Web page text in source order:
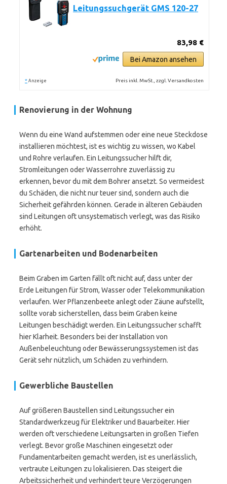
Leitungssuchgerät GMS 120-27
83,98 €
Bei Amazon ansehen
* Anzeige Preis inkl. MwSt., zzgl. Versandkosten
Renovierung in der Wohnung
Wenn du eine Wand aufstemmen oder eine neue Steckdose
installieren möchtest, ist es wichtig zu wissen, wo Kabel
und Rohre verlaufen. Ein Leitungssucher hilft dir,
Stromleitungen oder Wasserrohre zuverlässig zu
erkennen, bevor du mit dem Bohrer ansetzt. So vermeidest
du Schäden, die nicht nur teuer sind, sondern auch die
Sicherheit gefährden können. Gerade in älteren Gebäuden
sind Leitungen oft unsystematisch verlegt, was das Risiko
erhöht.
Gartenarbeiten und Bodenarbeiten
Beim Graben im Garten fällt oft nicht auf, dass unter der
Erde Leitungen für Strom, Wasser oder Telekommunikation
verlaufen. Wer Pflanzenbeete anlegt oder Zäune aufstellt,
sollte vorab sicherstellen, dass beim Graben keine
Leitungen beschädigt werden. Ein Leitungssucher schafft
hier Klarheit. Besonders bei der Installation von
Außenbeleuchtung oder Bewässerungssystemen ist das
Gerät sehr nützlich, um Schäden zu verhindern.
Gewerbliche Baustellen
Auf größeren Baustellen sind Leitungssucher ein
Standardwerkzeug für Elektriker und Bauarbeiter. Hier
werden oft verschiedene Leitungsarten in großen Tiefen
verlegt. Bevor große Maschinen eingesetzt oder
Fundamentarbeiten gemacht werden, ist es unerlässlich,
vertraute Leitungen zu lokalisieren. Das steigert die
Arbeitssicherheit und verhindert teure Verzögerungen